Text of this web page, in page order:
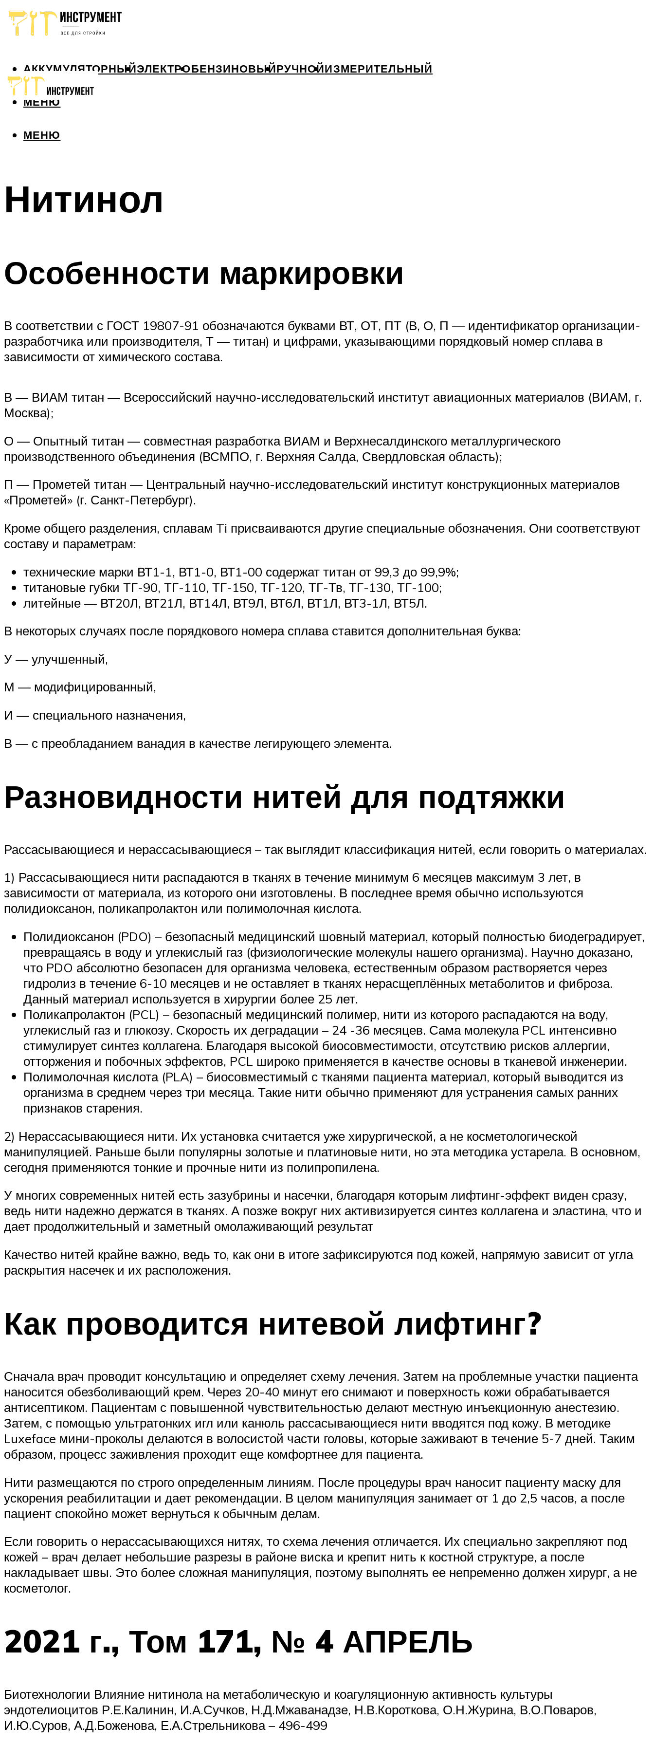
АККУМУЛЯТОРНЫЙЭЛЕКТРОБЕНЗИНОВЫЙРУЧНОЙИЗМЕРИТЕЛЬНЫЙ
МЕНЮ
МЕНЮ
Нитинол
Особенности маркировки
В соответствии с ГОСТ 19807-91 обозначаются буквами ВТ, ОТ, ПТ (В, О, П — идентификатор организации-
разработчика или производителя, Т — титан) и цифрами, указывающими порядковый номер сплава в
зависимости от химического состава.
В — ВИАМ титан — Всероссийский научно-исследовательский институт авиационных материалов (ВИАМ, г.
Москва);
О — Опытный титан — совместная разработка ВИАМ и Верхнесалдинского металлургического
производственного объединения (ВСМПО, г. Верхняя Салда, Свердловская область);
П — Прометей титан — Центральный научно-исследовательский институт конструкционных материалов
«Прометей» (г. Санкт-Петербург).
Кроме общего разделения, сплавам Ti присваиваются другие специальные обозначения. Они соответствуют
составу и параметрам:
технические марки ВТ1-1, ВТ1-0, ВТ1-00 содержат титан от 99,3 до 99,9%;
титановые губки ТГ-90, ТГ-110, ТГ-150, ТГ-120, ТГ-Тв, ТГ-130, ТГ-100;
литейные — ВТ20Л, ВТ21Л, ВТ14Л, ВТ9Л, ВТ6Л, ВТ1Л, ВТ3-1Л, ВТ5Л.
В некоторых случаях после порядкового номера сплава ставится дополнительная буква:
У — улучшенный,
М — модифицированный,
И — специального назначения,
В — с преобладанием ванадия в качестве легирующего элемента.
Разновидности нитей для подтяжки
Рассасывающиеся и нерассасывающиеся – так выглядит классификация нитей, если говорить о материалах.
1) Рассасывающиеся нити распадаются в тканях в течение минимум 6 месяцев максимум 3 лет, в
зависимости от материала, из которого они изготовлены. В последнее время обычно используются
полидиоксанон, поликапролактон или полимолочная кислота.
Полидиоксанон (PDO) – безопасный медицинский шовный материал, который полностью биодеградирует,
превращаясь в воду и углекислый газ (физиологические молекулы нашего организма). Научно доказано,
что PDO абсолютно безопасен для организма человека, естественным образом растворяется через
гидролиз в течение 6-10 месяцев и не оставляет в тканях нерасщеплённых метаболитов и фиброза.
Данный материал используется в хирургии более 25 лет.
Поликапролактон (PCL) – безопасный медицинский полимер, нити из которого распадаются на воду,
углекислый газ и глюкозу. Скорость их деградации – 24 -36 месяцев. Сама молекула PCL интенсивно
стимулирует синтез коллагена. Благодаря высокой биосовместимости, отсутствию рисков аллергии,
отторжения и побочных эффектов, PCL широко применяется в качестве основы в тканевой инженерии.
Полимолочная кислота (PLA) – биосовместимый с тканями пациента материал, который выводится из
организма в среднем через три месяца. Такие нити обычно применяют для устранения самых ранних
признаков старения.
2) Нерассасывающиеся нити. Их установка считается уже хирургической, а не косметологической
манипуляцией. Раньше были популярны золотые и платиновые нити, но эта методика устарела. В основном,
сегодня применяются тонкие и прочные нити из полипропилена.
У многих современных нитей есть зазубрины и насечки, благодаря которым лифтинг-эффект виден сразу,
ведь нити надежно держатся в тканях. А позже вокруг них активизируется синтез коллагена и эластина, что и
дает продолжительный и заметный омолаживающий результат
Качество нитей крайне важно, ведь то, как они в итоге зафиксируются под кожей, напрямую зависит от угла
раскрытия насечек и их расположения.
Как проводится нитевой лифтинг?
Сначала врач проводит консультацию и определяет схему лечения. Затем на проблемные участки пациента
наносится обезболивающий крем. Через 20-40 минут его снимают и поверхность кожи обрабатывается
антисептиком. Пациентам с повышенной чувствительностью делают местную инъекционную анестезию.
Затем, с помощью ультратонких игл или канюль рассасывающиеся нити вводятся под кожу. В методике
Luxeface мини-проколы делаются в волосистой части головы, которые заживают в течение 5-7 дней. Таким
образом, процесс заживления проходит еще комфортнее для пациента.
Нити размещаются по строго определенным линиям. После процедуры врач наносит пациенту маску для
ускорения реабилитации и дает рекомендации. В целом манипуляция занимает от 1 до 2,5 часов, а после
пациент спокойно может вернуться к обычным делам.
Если говорить о нерассасывающихся нитях, то схема лечения отличается. Их специально закрепляют под
кожей – врач делает небольшие разрезы в районе виска и крепит нить к костной структуре, а после
накладывает швы. Это более сложная манипуляция, поэтому выполнять ее непременно должен хирург, а не
косметолог.
2021 г., Том 171, № 4 АПРЕЛЬ
Биотехнологии Влияние нитинола на метаболическую и коагуляционную активность культуры
эндотелиоцитов Р.Е.Калинин, И.А.Сучков, Н.Д.Мжаванадзе, Н.В.Короткова, О.Н.Журина, В.О.Поваров,
И.Ю.Суров, А.Д.Боженова, Е.А.Стрельникова – 496-499